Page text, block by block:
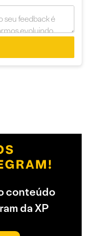
conteúdo
da XP